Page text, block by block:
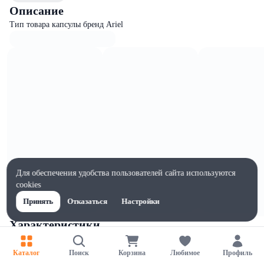
Описание
Тип товара капсулы бренд Ariel
Характеристики
Ширина, мм
184
Каталог Поиск Корзина Любимое Профиль
Для обеспечения удобства пользователей сайта используются
cookies
Принять
Отказаться Настройки